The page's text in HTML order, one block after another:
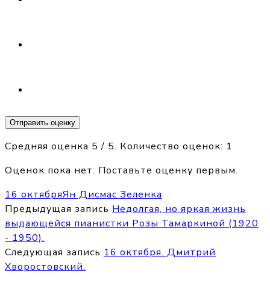
Отправить оценку
Средняя оценка 5 / 5. Количество оценок: 1
Оценок пока нет. Поставьте оценку первым.
16 октябряЯн Дисмас Зеленка
Предыдущая запись Недолгая, но яркая жизнь
выдающейся пианистки Розы Тамаркиной (1920
- 1950).
Следующая запись 16 октября. Дмитрий
Хворостовский.